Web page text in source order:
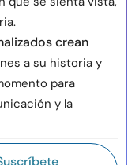
crean
a su historia y
para
y la